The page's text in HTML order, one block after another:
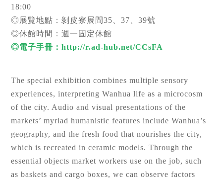
18:00
◎展覽地點：剝皮寮展間35、37、39號
◎休館時間：週一固定休館
◎電子手冊：http://r.ad-hub.net/CCsFA
The special exhibition combines multiple sensory
experiences, interpreting Wanhua life as a microcosm
of the city. Audio and visual presentations of the
markets’ myriad humanistic features include Wanhua’s
geography, and the fresh food that nourishes the city,
which is recreated in ceramic models. Through the
essential objects market workers use on the job, such
as baskets and cargo boxes, we can observe factors